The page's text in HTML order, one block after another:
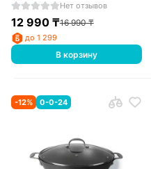
Нет отзывов
12 990₸16 990₸
до 1 299
В корзину
-12% 0-0-24